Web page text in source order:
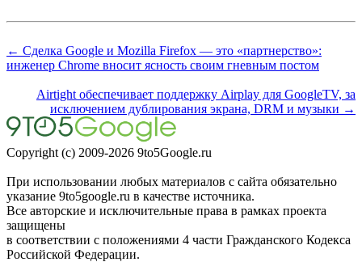
← Сделка Google и Mozilla Firefox — это «партнерство»:
инженер Chrome вносит ясность своим гневным постом
Airtight обеспечивает поддержку Airplay для GoogleTV, за
исключением дублирования экрана, DRM и музыки →
Copyright (c) 2009-2026 9to5Google.ru
При использовании любых материалов с сайта обязательно
указание 9to5google.ru в качестве источника.
Все авторские и исключительные права в рамках проекта
защищены
в соответствии с положениями 4 части Гражданского Кодекса
Российской Федерации.